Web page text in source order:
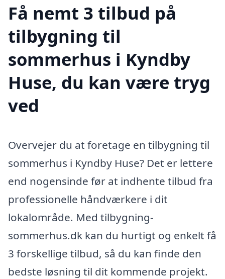
Få nemt 3 tilbud på
tilbygning til
sommerhus i Kyndby
Huse, du kan være tryg
ved
Overvejer du at foretage en tilbygning til
sommerhus i Kyndby Huse? Det er lettere
end nogensinde før at indhente tilbud fra
professionelle håndværkere i dit
lokalområde. Med tilbygning-
sommerhus.dk kan du hurtigt og enkelt få
3 forskellige tilbud, så du kan finde den
bedste løsning til dit kommende projekt.